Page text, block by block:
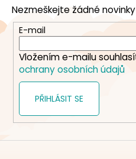
a
t
Nezmeškejte žádné
E-mail
Vložením e-mailu
ochrany osobních údajů
PŘIHLÁSIT SE